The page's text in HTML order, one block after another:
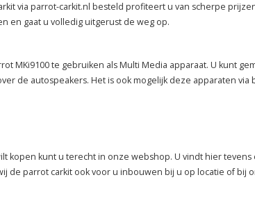
via parrot-carkit.nl besteld profiteert u van scherpe
en gaat u volledig uitgerust de weg op.
MKi9100 te gebruiken als Multi Media apparaat. U kunt
de autospeakers. Het is ook mogelijk deze apparaten
kopen kunt u terecht in onze webshop. U vindt hier
de parrot carkit ook voor u inbouwen bij u op locatie of bij